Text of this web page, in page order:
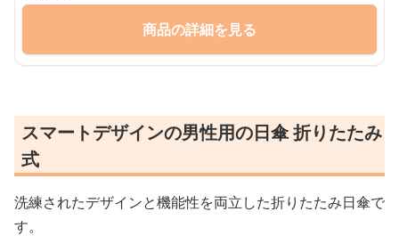
商品の詳細を見る
スマートデザインの男性用の日傘 折りたたみ
式
洗練されたデザインと機能性を両立した折りたたみ日傘で
す。